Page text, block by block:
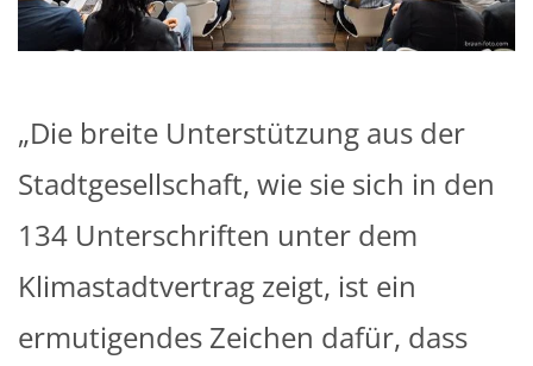
„Die breite Unterstützung aus der
Stadtgesellschaft, wie sie sich in den
134 Unterschriften unter dem
Klimastadtvertrag zeigt, ist ein
ermutigendes Zeichen dafür, dass